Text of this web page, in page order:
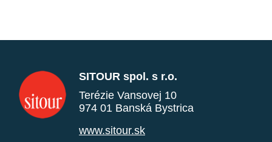
SITOUR spol. s r.o.
Terézie Vansovej 10
974 01 Banská Bystrica
www.sitour.sk